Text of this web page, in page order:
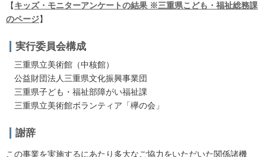
【キッズ・モニターアンケートの結果 ※三重県こども・福祉総務課
のページ】
実行委員会構成
三重県立美術館（中核館）
公益財団法人三重県文化振興事業団
三重県子ども・福祉部障がい福祉課
三重県立美術館ボランティア「欅の会」
謝辞
この事業を実施するにあたり多大なご協力をいただいた関係諸機